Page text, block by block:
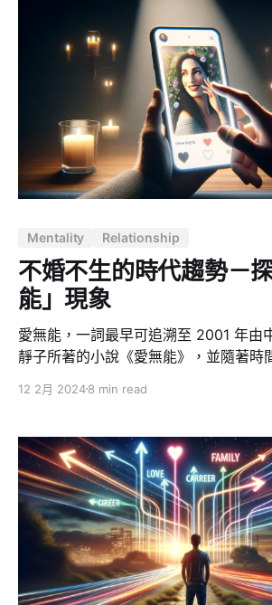
的幫助，甚至可能給我們的決策帶來負面影響
強烈的情緒：恐懼和憤怒 這篇文章談論的情緒限定在憤怒
和恐懼，原因在於，它們是人類情緒反
的兩種，對 CEO 的行為和決策過程有著
憤怒：通常是對感知到的不公平或侵犯
速動員身體和心理資源來應對外部威脅
理威脅的現代社會中，憤怒可能導致過
關係和社會聯繫。 2. 恐懼：是對即將發生的威脅的預期反
應，它使我們能夠迅速做出避險行動。
於擔心潛在的負面後果。 更進一步看這兩個情緒，許多心
理學理論認為憤怒背後往往是恐懼和害
深層次情緒，作為一種防禦機制，用來
的恐懼和脆弱
Mentality Relationship
不婚不生的時代趨勢－
能」現象
愛無能，一詞最早可追溯至 2001 年由
靜子所著的小說《愛無能》，並隨著時
係中遭遇的困境和挑戰的一個重要概念
然渴望愛與被愛，但卻失去了建立和維
的能力。 現代愛情觀的轉變 這種現象在全球範圍內日益
普遍，從日本的高齡化單身問題到歐美
單身率的不斷攀升，都在無聲地證明瞭
根據 Euromonitor International 的市
年到 2019 年，全球單身人群增長了
將持續到 2040 年。這不僅是社會結構
應了人們價值觀的轉變。 隨著科技的發展和社會的進步，
12 2月 20248 min read